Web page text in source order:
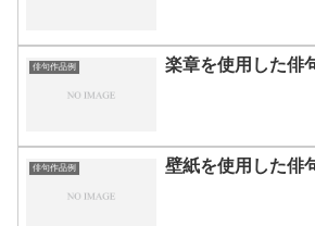
俳句作品例 楽章を使用した俳
俳句作品例 壁紙を使用した俳